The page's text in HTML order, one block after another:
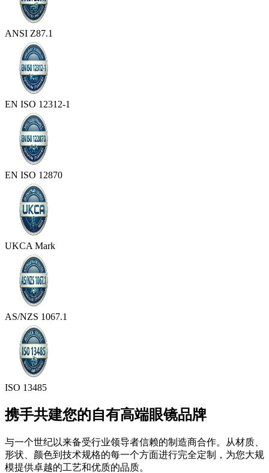
ANSI Z87.1
EN ISO 12312-1
EN ISO 12870
UKCA Mark
AS/NZS 1067.1
ISO 13485
携手共建您的自有高端眼镜品牌
与一个世纪以来备受行业领导者信赖的制造商合作。从材质、
形状、颜色到技术规格的每一个方面进行完全定制，为您大规
模提供卓越的工艺和优质的品质。